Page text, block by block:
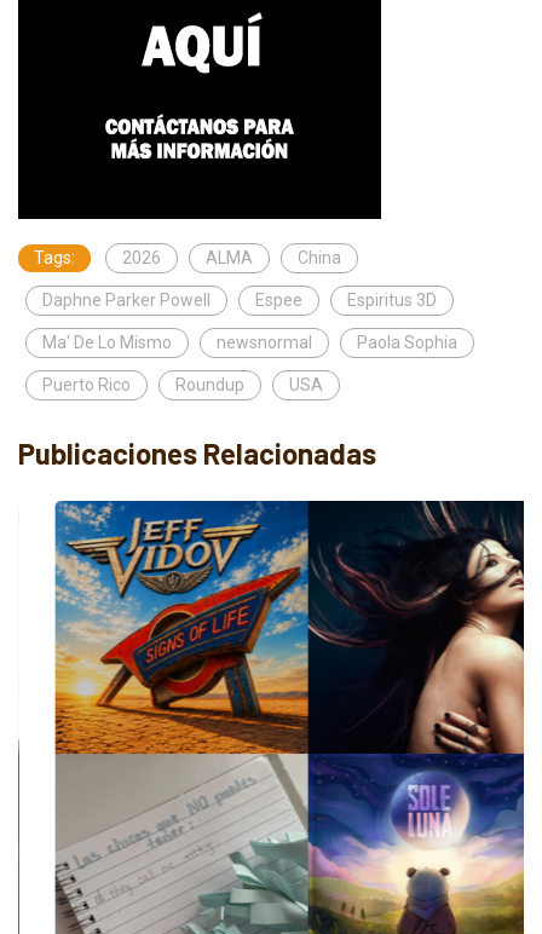
Tags: 2026 ALMA China
Daphne Parker Powell Espee Espiritus 3D
Ma' De Lo Mismo newsnormal Paola Sophia
Puerto Rico Roundup USA
Publicaciones Relacionadas